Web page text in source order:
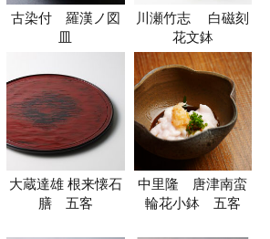
古染付 羅漢ノ図
皿
川瀬竹志 白磁刻
花文鉢
大蔵達雄 根来懐石
膳 五客
中里隆 唐津南蛮
輪花小鉢 五客